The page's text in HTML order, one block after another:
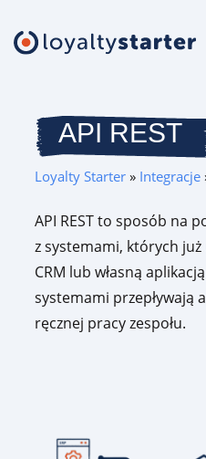
Oferta
Logowanie
Testuj
API REST
Loyalty Starter» Integracje
API REST to sposób na
z systemami, których już
CRM lub własną
systemami przepływają
ręcznej pracy zespołu.